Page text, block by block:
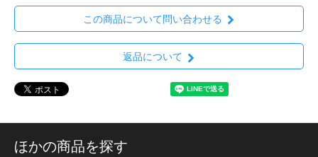
この商品について問い合わせる
返品について
ほかの商品を探す